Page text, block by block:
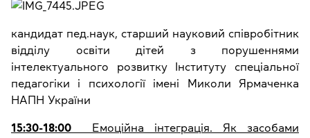
кандидат пед.наук, старший науковий співробітник
відділу освіти дітей з порушеннями
інтелектуального розвитку Інституту спеціальної
педагогіки і психології імені Миколи Ярмаченка
НАПН України
15:30-18:00 Емоційна інтеграція. Як засобами